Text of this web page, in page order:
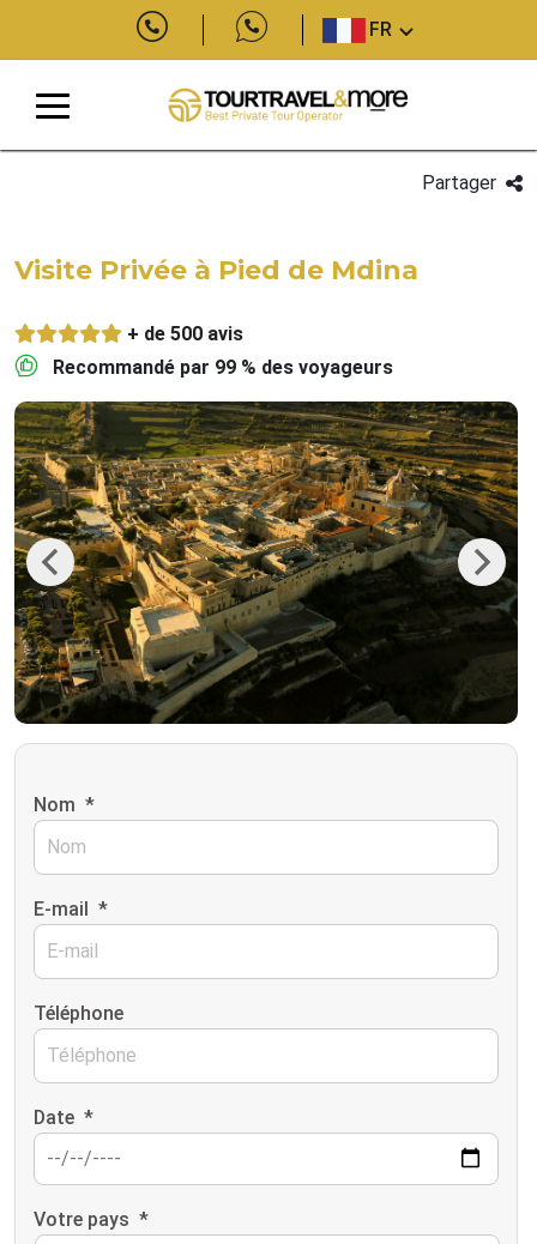
FR
Partager
Visite Privée à Pied de Mdina
+ de 500 avis
Recommandé par 99 % des voyageurs
Previous Next
Nom *
E-mail *
Téléphone
Date *
Votre pays *